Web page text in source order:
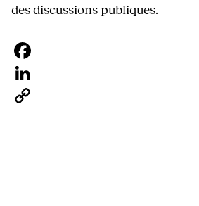
des discussions publiques.
Facebook
LinkedIn